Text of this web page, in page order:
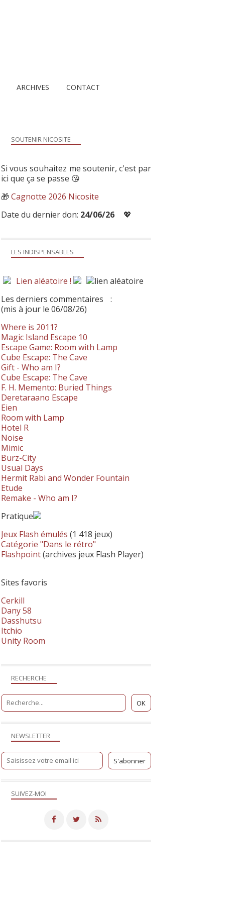
ARCHIVES CONTACT
NEWSLETTER
SUIVEZ-MOI
RECHERCHE
LES INDISPENSABLES
Lien aléatoire !
Les derniers commentaires
:
(mis à jour le 06/08/26)
Where is 2011?
Magic Island Escape 10
Escape Game: Room with Lamp
Cube Escape: The Cave
Gift - Who am I?
Cube Escape: The Cave
F. H. Memento: Buried Things
Deretaraano Escape
Eien
Room with Lamp
Hotel R
Noise
Mimic
Burz-City
Usual Days
Hermit Rabi and Wonder Fountain
Etude
Remake - Who am I?
Pratique
Jeux Flash émulés (1 418 jeux)
Catégorie "Dans le rétro"
Flashpoint(archives jeux Flash Player)
Sites favoris
Cerkill
Dany 58
Dasshutsu
Itchio
Unity Room
SOUTENIR NICOSITE
Si vous souhaitez me soutenir, c'est par
ici que ça se passe 😘
🎁 Cagnotte 2026 Nicosite
Date du dernier don: 24/06/26 💖